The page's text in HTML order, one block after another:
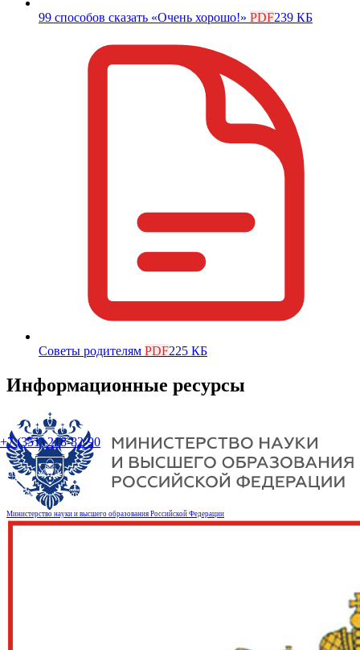
+7 (351) 218-82-90
99 способов сказать «Очень хорошо!» PDF239 КБ
Советы родителям PDF225 КБ
Информационные ресурсы
Министерство науки и высшего образования Российской Федерации